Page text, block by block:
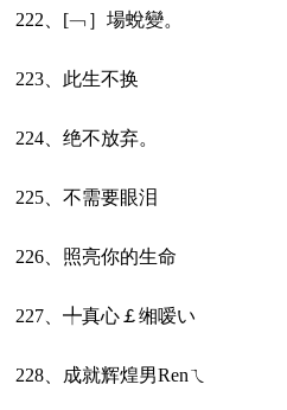
222、[﹁］場蛻變。
223、此生不换
224、绝不放弃。
225、不需要眼泪
226、照亮你的生命
227、╇真心￡缃嗳い
228、成就辉煌男Renㄟ